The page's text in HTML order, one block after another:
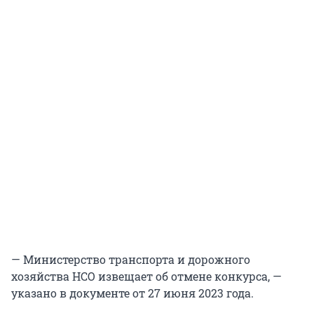
— Министерство транспорта и дорожного
хозяйства НСО извещает об отмене конкурса, —
указано в документе от 27 июня 2023 года.